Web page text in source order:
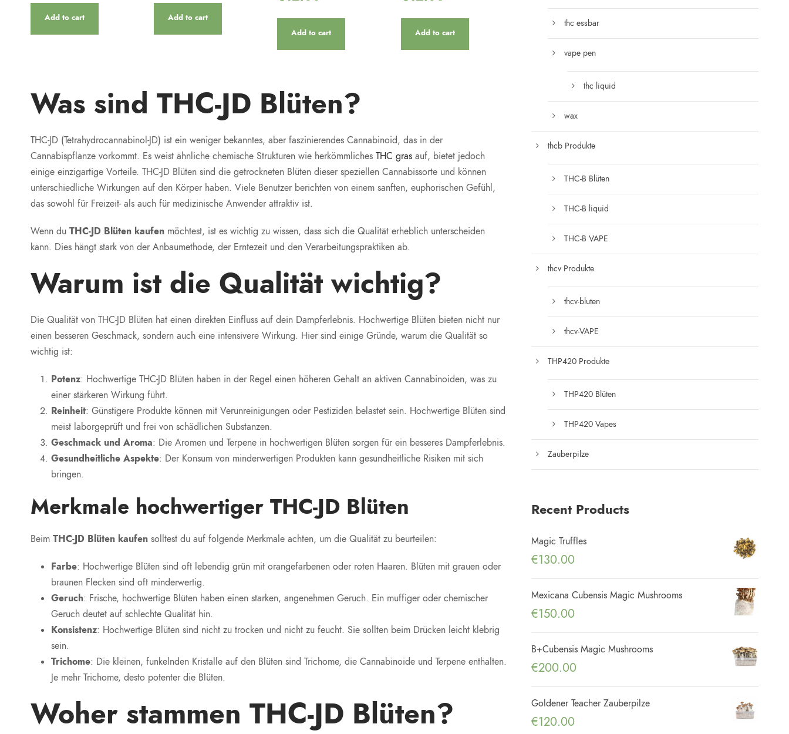
Add to cart Add to cart
Add to cart Add to cart
Was sind THC-JD Blüten?
THC-JD (Tetrahydrocannabinol-JD) ist ein weniger bekanntes, aber faszinierendes Cannabinoid, das in der
Cannabispflanze vorkommt. Es weist ähnliche chemische Strukturen wie herkömmliches THC gras auf, bietet jedoch
einige einzigartige Vorteile. THC-JD Blüten sind die getrockneten Blüten dieser speziellen Cannabissorte und können
unterschiedliche Wirkungen auf den Körper haben. Viele Benutzer berichten von einem sanften, euphorischen Gefühl,
das sowohl für Freizeit- als auch für medizinische Anwender attraktiv ist.
Wenn du THC-JD Blüten kaufen möchtest, ist es wichtig zu wissen, dass sich die Qualität erheblich unterscheiden
kann. Dies hängt stark von der Anbaumethode, der Erntezeit und den Verarbeitungspraktiken ab.
Warum ist die Qualität wichtig?
Die Qualität von THC-JD Blüten hat einen direkten Einfluss auf dein Dampferlebnis. Hochwertige Blüten bieten nicht nur
einen besseren Geschmack, sondern auch eine intensivere Wirkung. Hier sind einige Gründe, warum die Qualität so
wichtig ist:
Potenz: Hochwertige THC-JD Blüten haben in der Regel einen höheren Gehalt an aktiven Cannabinoiden, was zu
einer stärkeren Wirkung führt.
Reinheit: Günstigere Produkte können mit Verunreinigungen oder Pestiziden belastet sein. Hochwertige Blüten sind
meist laborgeprüft und frei von schädlichen Substanzen.
Geschmack und Aroma: Die Aromen und Terpene in hochwertigen Blüten sorgen für ein besseres Dampferlebnis.
Gesundheitliche Aspekte: Der Konsum von minderwertigen Produkten kann gesundheitliche Risiken mit sich
bringen.
Merkmale hochwertiger THC-JD Blüten
Beim THC-JD Blüten kaufen solltest du auf folgende Merkmale achten, um die Qualität zu beurteilen:
Farbe: Hochwertige Blüten sind oft lebendig grün mit orangefarbenen oder roten Haaren. Blüten mit grauen oder
braunen Flecken sind oft minderwertig.
Geruch: Frische, hochwertige Blüten haben einen starken, angenehmen Geruch. Ein muffiger oder chemischer
Geruch deutet auf schlechte Qualität hin.
Konsistenz: Hochwertige Blüten sind nicht zu trocken und nicht zu feucht. Sie sollten beim Drücken leicht klebrig
sein.
Trichome: Die kleinen, funkelnden Kristalle auf den Blüten sind Trichome, die Cannabinoide und Terpene enthalten.
Je mehr Trichome, desto potenter die Blüten.
Woher stammen THC-JD Blüten?
thc essbar
vape pen
thc liquid
wax
thcb Produkte
THC-B Blüten
THC-B liquid
THC-B VAPE
thcv Produkte
thcv-bluten
thcv-VAPE
THP420 Produkte
THP420 Blüten
THP420 Vapes
Zauberpilze
Recent Products
Magic Truffles
€130.00
Mexicana Cubensis Magic Mushrooms
€150.00
B+Cubensis Magic Mushrooms
€200.00
Goldener Teacher Zauberpilze
€120.00